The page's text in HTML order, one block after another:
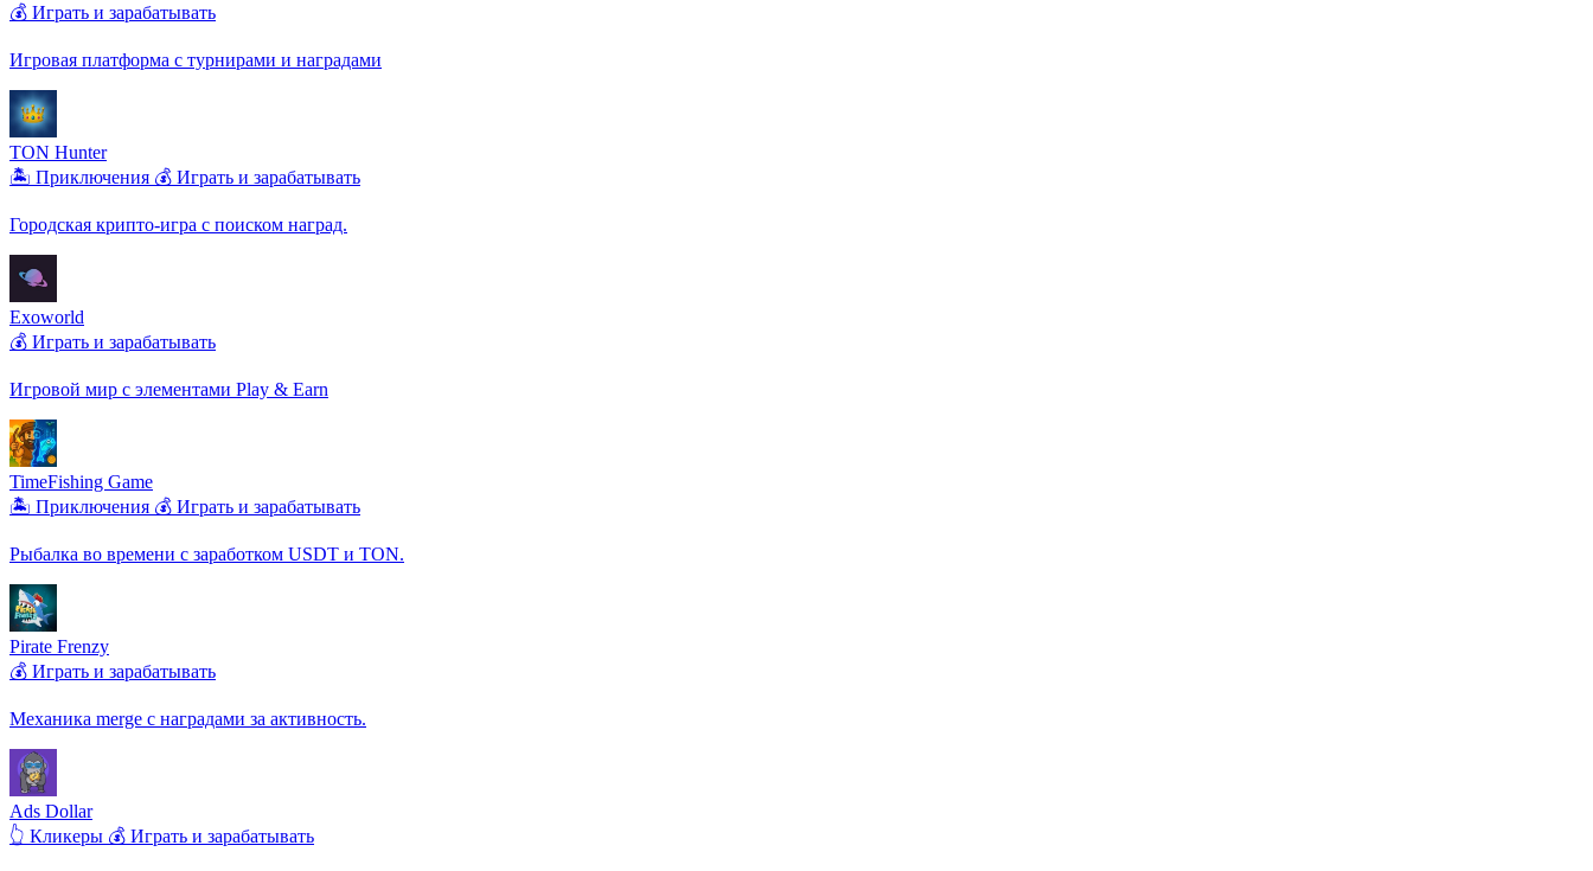
💰 Играть и зарабатывать
Игровая платформа с турнирами и наградами
TON Hunter
🏝️ Приключения 💰 Играть и зарабатывать
Городская крипто-игра с поиском наград.
Exoworld
💰 Играть и зарабатывать
Игровой мир с элементами Play & Earn
TimeFishing Game
🏝️ Приключения 💰 Играть и зарабатывать
Рыбалка во времени с заработком USDT и TON.
Pirate Frenzy
💰 Играть и зарабатывать
Механика merge с наградами за активность.
Ads Dollar
👆 Кликеры 💰 Играть и зарабатывать